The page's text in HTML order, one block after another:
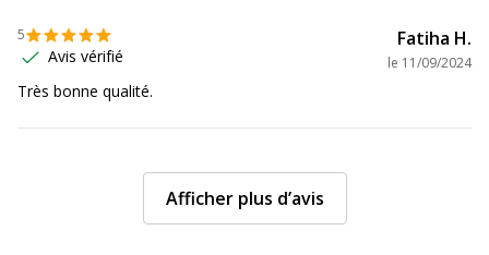
Présence de substance
dangereuses
Oui
5
Avis vérifié
Fatiha H.
le 11/09/2024
Très bonne qualité.
Afficher plus d’avis